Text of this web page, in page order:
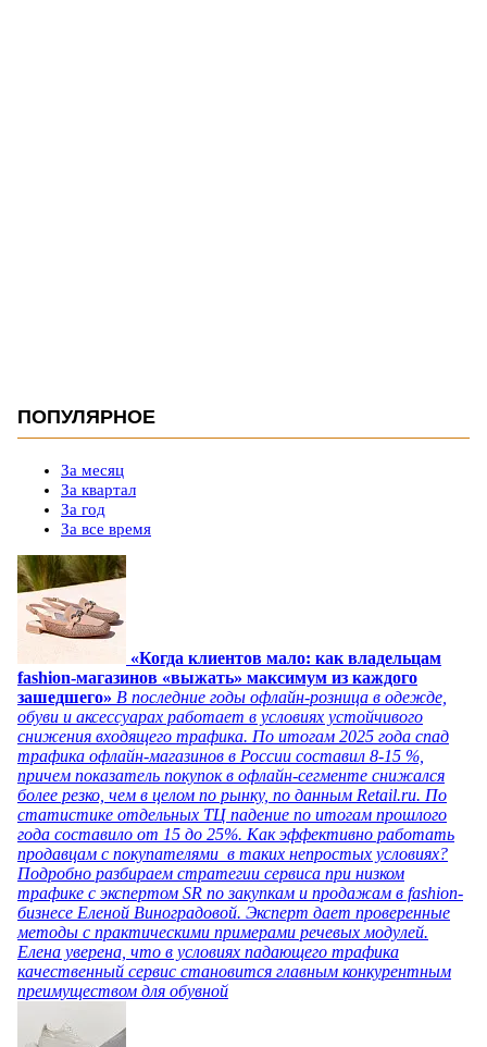
ПОПУЛЯРНОЕ
За месяц
За квартал
За год
За все время
«Когда клиентов мало: как владельцам
fashion-магазинов «выжать» максимум из каждого
зашедшего» В последние годы офлайн-розница в одежде,
обуви и аксессуарах работает в условиях устойчивого
снижения входящего трафика. По итогам 2025 года спад
трафика офлайн-магазинов в России составил 8-15 %,
причем показатель покупок в офлайн-сегменте снижался
более резко, чем в целом по рынку, по данным Retail.ru. По
статистике отдельных ТЦ падение по итогам прошлого
года составило от 15 до 25%. Как эффективно работать
продавцам с покупателями в таких непростых условиях?
Подробно разбираем стратегии сервиса при низком
трафике с экспертом SR по закупкам и продажам в fashion-
бизнесе Еленой Виноградовой. Эксперт дает проверенные
методы с практическими примерами речевых модулей.
Елена уверена, что в условиях падающего трафика
качественный сервис становится главным конкурентным
преимуществом для обувной